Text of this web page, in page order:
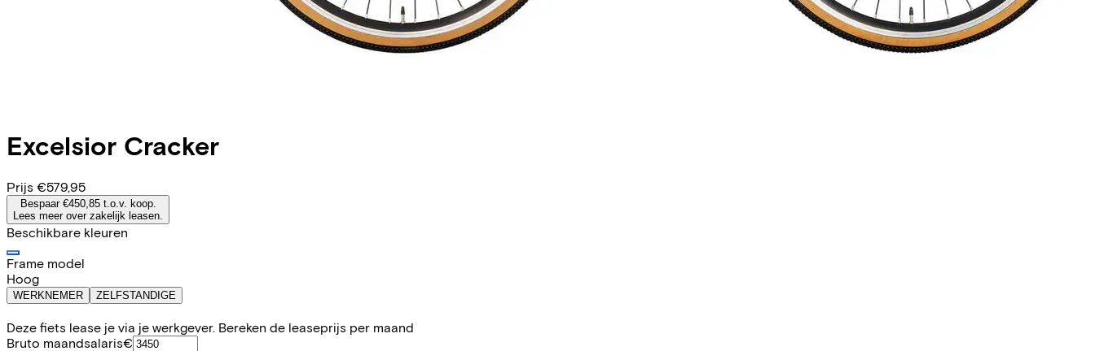
Excelsior Cracker
Prijs €579,95
Bespaar €450,85 t.o.v. koop.
Lees meer over zakelijk leasen.
Beschikbare kleuren
Frame model
Hoog
WERKNEMER ZELFSTANDIGE
Deze fiets lease je via je werkgever. Bereken de leaseprijs per maand
Bruto maandsalaris€